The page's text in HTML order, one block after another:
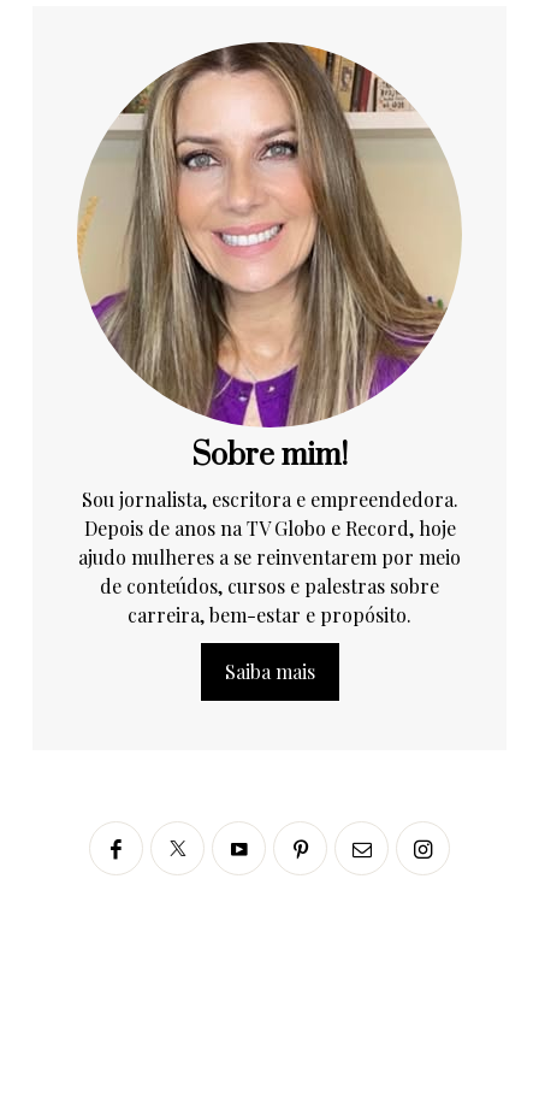
Sobre mim!
Sou jornalista, escritora e empreendedora.
Depois de anos na TV Globo e Record, hoje
ajudo mulheres a se reinventarem por meio
de conteúdos, cursos e palestras sobre
carreira, bem-estar e propósito.
Saiba mais